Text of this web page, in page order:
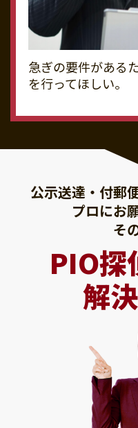
急ぎの要件がある
を行ってほしい。
公示送達・付郵
プロにお
そ
PIO探
解決